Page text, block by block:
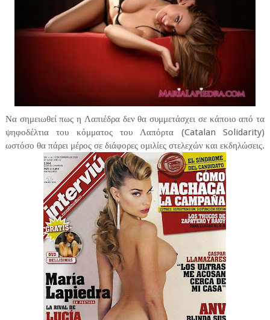
Να σημειωθεί πως η Λαπιέδρα δεν θα συμμετάσχει σε κάποιο από τα
ψηφοδέλτια του κόμματος του Λαπόρτα (Catalan Solidarity)
ωστόσο θα πάρει μέρος σε διάφορες ομιλίες στελεχών και εκδηλώσεις.